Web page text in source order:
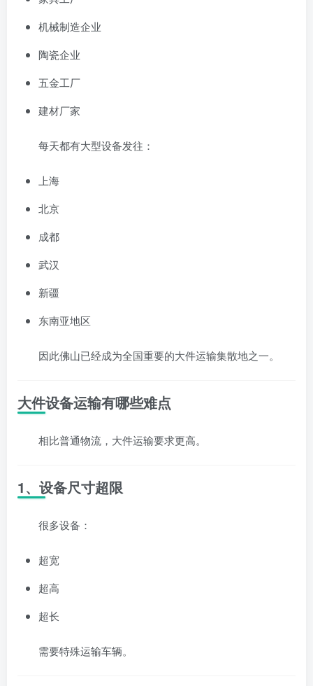
机械制造企业
陶瓷企业
五金工厂
建材厂家
每天都有大型设备发往：
上海
北京
成都
武汉
新疆
东南亚地区
因此佛山已经成为全国重要的大件运输集散地之一。
大件设备运输有哪些难点
相比普通物流，大件运输要求更高。
1、设备尺寸超限
很多设备：
超宽
超高
超长
需要特殊运输车辆。